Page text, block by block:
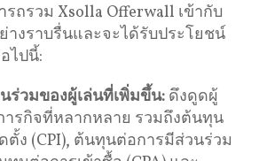
ถรวม Xsolla Offerwall เข้ากับ
างราบรื่นและจะได้รับประโยชน์
ไปนี้:
ร่วมของผู้เล่นที่เพิ่มขึ้น: ดึงดูดผู้
ารกิจที่หลากหลาย รวมถึงต้นทุน
ตั้ง (CPI), ต้นทุนต่อการมีส่วนร่วม